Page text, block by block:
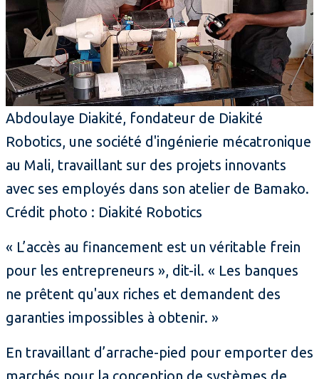
Abdoulaye Diakité, fondateur de Diakité
Robotics, une société d'ingénierie mécatronique
au Mali, travaillant sur des projets innovants
avec ses employés dans son atelier de Bamako.
Crédit photo : Diakité Robotics
« L’accès au financement est un véritable frein
pour les entrepreneurs », dit-il. « Les banques
ne prêtent qu'aux riches et demandent des
garanties impossibles à obtenir. »
En travaillant d’arrache-pied pour emporter des